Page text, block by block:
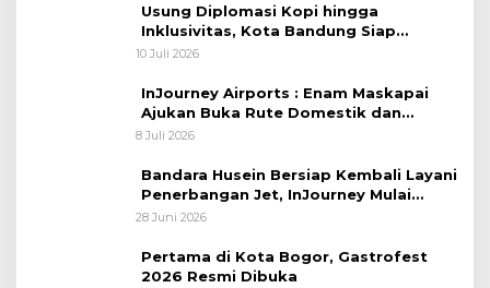
Usung Diplomasi Kopi hingga
Inklusivitas, Kota Bandung Siap
Sambut 25 Duta Besar di Festival Asia
10 Juli 2026
InJourney Airports : Enam Maskapai
Ajukan Buka Rute Domestik dan
Internasional dari Bandara Husein
8 Juli 2026
Bandara Husein Bersiap Kembali Layani
Penerbangan Jet, InJourney Mulai
Tahap Optimalisasi
28 Juni 2026
Pertama di Kota Bogor, Gastrofest
2026 Resmi Dibuka